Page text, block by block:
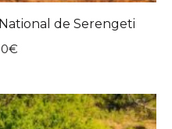
de Serengeti
€